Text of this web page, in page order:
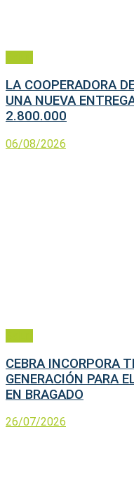
LA COOPERADORA
UNA NUEVA
2.800.000
06/08/2026
CEBRA INCORPORA
GENERACIÓN PARA
EN BRAGADO
26/07/2026